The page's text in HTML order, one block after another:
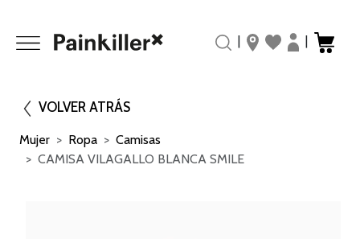
VOLVER ATRÁS
Mujer Ropa
Camisas
CAMISA VILAGALLO BLANCA SMILE